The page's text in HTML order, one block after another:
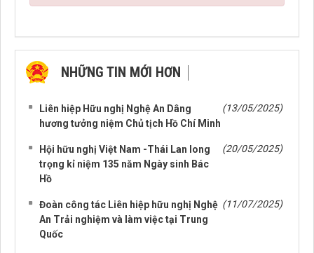
NHỮNG TIN MỚI HƠN
Liên hiệp Hữu nghị Nghệ An Dâng
hương tưởng niệm Chủ tịch Hồ Chí Minh
(13/05/2025)
Hội hữu nghị Việt Nam -Thái Lan long
trọng kỉ niệm 135 năm Ngày sinh Bác
Hồ
(20/05/2025)
Đoàn công tác Liên hiệp hữu nghị Nghệ
An Trải nghiệm và làm việc tại Trung
Quốc
(11/07/2025)